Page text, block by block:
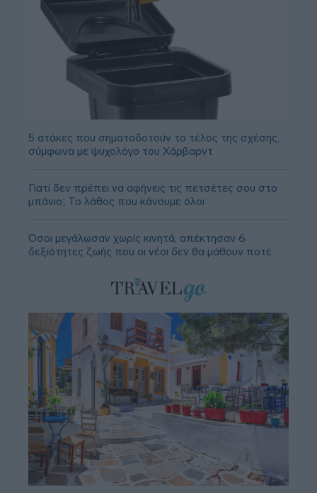
5 ατάκες που σηματοδοτούν το τέλος της σχέσης,
σύμφωνα με ψυχολόγο του Χάρβαρντ
Γιατί δεν πρέπει να αφήνεις τις πετσέτες σου στο
μπάνιο; Το λάθος που κάνουμε όλοι
Όσοι μεγάλωσαν χωρίς κινητά, απέκτησαν 6
δεξιότητες ζωής που οι νέοι δεν θα μάθουν ποτέ